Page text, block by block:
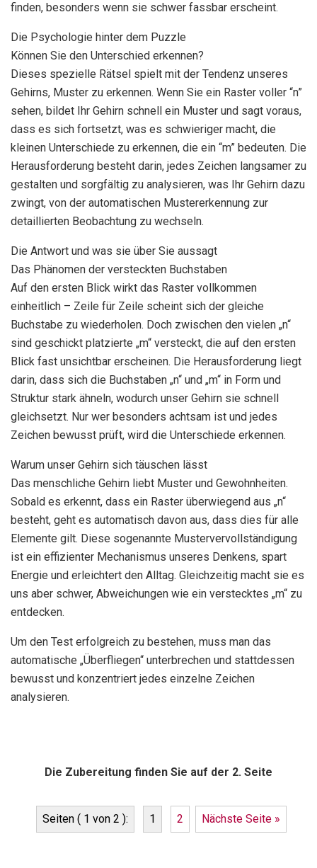
finden, besonders wenn sie schwer fassbar erscheint.
Die Psychologie hinter dem Puzzle
Können Sie den Unterschied erkennen?
Dieses spezielle Rätsel spielt mit der Tendenz unseres
Gehirns, Muster zu erkennen. Wenn Sie ein Raster voller “n”
sehen, bildet Ihr Gehirn schnell ein Muster und sagt voraus,
dass es sich fortsetzt, was es schwieriger macht, die
kleinen Unterschiede zu erkennen, die ein “m” bedeuten. Die
Herausforderung besteht darin, jedes Zeichen langsamer zu
gestalten und sorgfältig zu analysieren, was Ihr Gehirn dazu
zwingt, von der automatischen Mustererkennung zur
detaillierten Beobachtung zu wechseln.
Die Antwort und was sie über Sie aussagt
Das Phänomen der versteckten Buchstaben
Auf den ersten Blick wirkt das Raster vollkommen
einheitlich – Zeile für Zeile scheint sich der gleiche
Buchstabe zu wiederholen. Doch zwischen den vielen „n“
sind geschickt platzierte „m“ versteckt, die auf den ersten
Blick fast unsichtbar erscheinen. Die Herausforderung liegt
darin, dass sich die Buchstaben „n“ und „m“ in Form und
Struktur stark ähneln, wodurch unser Gehirn sie schnell
gleichsetzt. Nur wer besonders achtsam ist und jedes
Zeichen bewusst prüft, wird die Unterschiede erkennen.
Warum unser Gehirn sich täuschen lässt
Das menschliche Gehirn liebt Muster und Gewohnheiten.
Sobald es erkennt, dass ein Raster überwiegend aus „n“
besteht, geht es automatisch davon aus, dass dies für alle
Elemente gilt. Diese sogenannte Mustervervollständigung
ist ein effizienter Mechanismus unseres Denkens, spart
Energie und erleichtert den Alltag. Gleichzeitig macht sie es
uns aber schwer, Abweichungen wie ein verstecktes „m“ zu
entdecken.
Um den Test erfolgreich zu bestehen, muss man das
automatische „Überfliegen“ unterbrechen und stattdessen
bewusst und konzentriert jedes einzelne Zeichen
analysieren.
Die Zubereitung finden Sie auf der 2. Seite
Seiten ( 1 von 2 ): 1 2 Nächste Seite »